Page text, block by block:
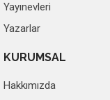
Yayınevleri
Yazarlar
KURUMSAL
Hakkımızda